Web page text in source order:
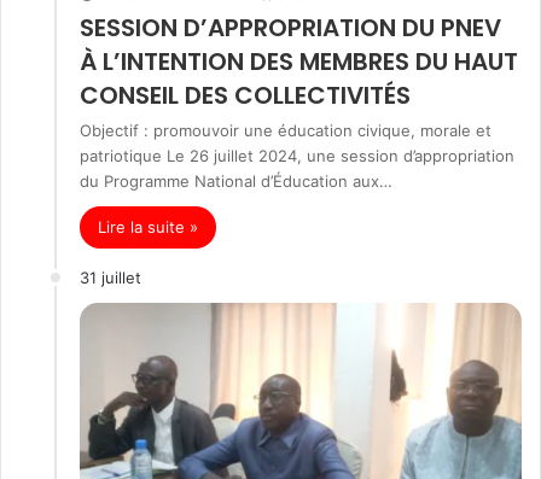
SESSION D’APPROPRIATION DU PNEV
À L’INTENTION DES MEMBRES DU HAUT
CONSEIL DES COLLECTIVITÉS
Objectif : promouvoir une éducation civique, morale et
patriotique Le 26 juillet 2024, une session d’appropriation
du Programme National d’Éducation aux…
Lire la suite »
31 juillet